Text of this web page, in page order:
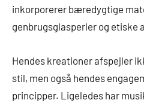
inkorporerer bæredygtige
genbrugsglasperler og etiske
Hendes kreationer afspejler
stil, men også hendes
principper. Ligeledes har